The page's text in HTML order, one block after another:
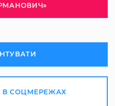
В СОЦМЕРЕЖАХ